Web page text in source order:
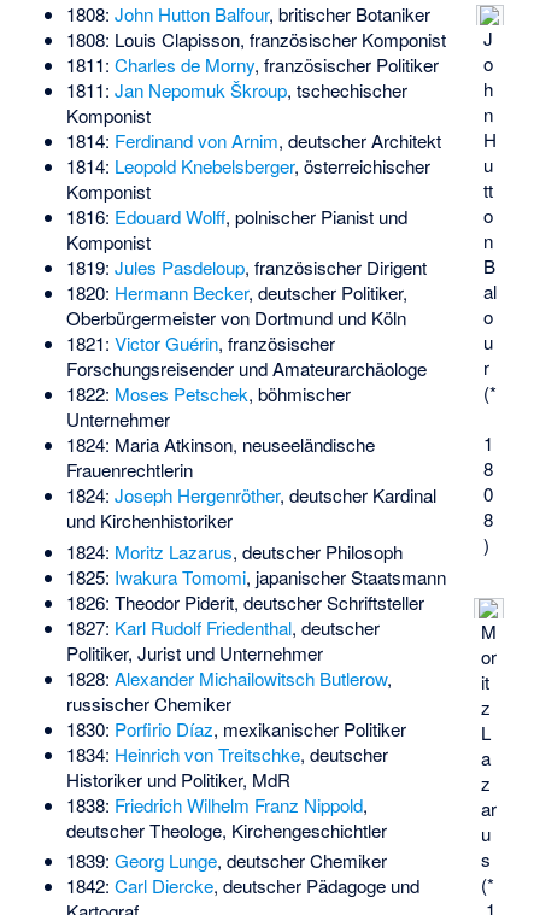
J
o
h
n
H
u
tt
o
n
B
al
o
u
r
(*
1
8
0
8
)
1808: John Hutton Balfour, britischer Botaniker
1808: Louis Clapisson, französischer Komponist
1811: Charles de Morny, französischer Politiker
1811: Jan Nepomuk Škroup, tschechischer
Komponist
1814: Ferdinand von Arnim, deutscher Architekt
1814: Leopold Knebelsberger, österreichischer
Komponist
1816: Edouard Wolff, polnischer Pianist und
Komponist
1819: Jules Pasdeloup, französischer Dirigent
1820: Hermann Becker, deutscher Politiker,
Oberbürgermeister von Dortmund und Köln
1821: Victor Guérin, französischer
Forschungsreisender und Amateurarchäologe
1822: Moses Petschek, böhmischer
Unternehmer
1824: Maria Atkinson, neuseeländische
Frauenrechtlerin
1824: Joseph Hergenröther, deutscher Kardinal
und Kirchenhistoriker
M
or
it
z
L
a
z
ar
u
s
(*
1
1824: Moritz Lazarus, deutscher Philosoph
1825: Iwakura Tomomi, japanischer Staatsmann
1826: Theodor Piderit, deutscher Schriftsteller
1827: Karl Rudolf Friedenthal, deutscher
Politiker, Jurist und Unternehmer
1828: Alexander Michailowitsch Butlerow,
russischer Chemiker
1830: Porfirio Díaz, mexikanischer Politiker
1834: Heinrich von Treitschke, deutscher
Historiker und Politiker, MdR
1838: Friedrich Wilhelm Franz Nippold,
deutscher Theologe, Kirchengeschichtler
1839: Georg Lunge, deutscher Chemiker
1842: Carl Diercke, deutscher Pädagoge und